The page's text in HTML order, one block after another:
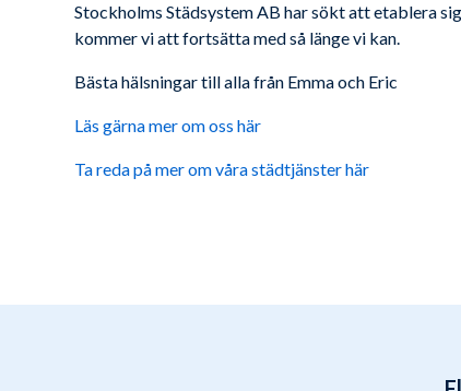
Stockholms Städsystem AB har sökt att etablera
kommer vi att fortsätta med så länge vi kan.
Bästa hälsningar till alla från Emma och Eric
Läs gärna mer om oss här
Ta reda på mer om våra städtjänster här